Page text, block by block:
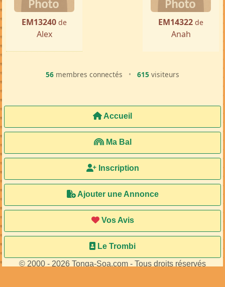
EM13240 de
Alex
EM14322 de
Anah
56 membres connectés • 615 visiteurs
Accueil
Ma Bal
Inscription
Ajouter une Annonce
Vos Avis
Le Trombi
© 2000 - 2026 Tonga-Soa.com - Tous droits réservés